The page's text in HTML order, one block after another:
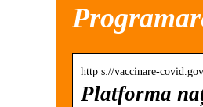
http s://vaccinare-
Platforma